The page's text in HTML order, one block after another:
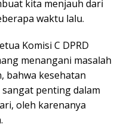
kita menjauh dari
waktu lalu.
Komisi C DPRD
menangani masalah
bahwa kesehatan
penting dalam
oleh karenanya